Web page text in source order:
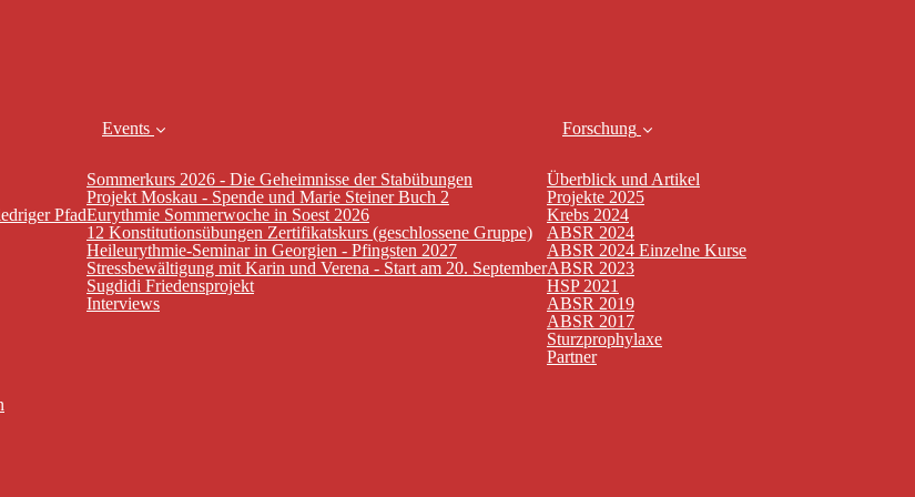
Pfad
Events
Sommerkurs 2026 - Die Geheimnisse der Stabübungen
Projekt Moskau - Spende und Marie Steiner Buch 2
Eurythmie Sommerwoche in Soest 2026
12 Konstitutionsübungen Zertifikatskurs (geschlossene Gruppe)
Heileurythmie-Seminar in Georgien - Pfingsten 2027
Stressbewältigung mit Karin und Verena - Start am 20. September
Sugdidi Friedensprojekt
Interviews
Forschung
Überblick und Artikel
Projekte 2025
Krebs 2024
ABSR 2024
ABSR 2024 Einzelne Kurse
ABSR 2023
HSP 2021
ABSR 2019
ABSR 2017
Sturzprophylaxe
Partner